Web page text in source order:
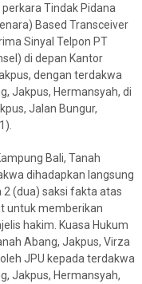
Tindak Pidana
Based Transceiver
Sinyal Telpon PT
di depan Kantor
dengan terdakwa
Jakpus, Hermansyah, di
Jalan Bungur,
Bali, Tanah
dihadapkan langsung
(dua) saksi fakta atas
untuk memberikan
hakim. Kuasa Hukum
Abang, Jakpus, Virza
JPU kepada terdakwa
Jakpus, Hermansyah,